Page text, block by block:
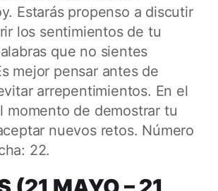
Estarás propenso a discutir
los sentimientos de tu
que no sientes
mejor pensar antes de
arrepentimientos. En el
momento de demostrar tu
nuevos retos. Número
22.